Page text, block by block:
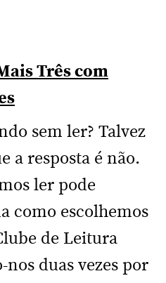
Três com
sem ler? Talvez
a resposta é não.
ler pode
como escolhemos
de Leitura
duas vezes por